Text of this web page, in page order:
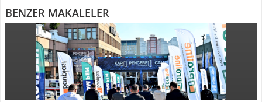
BENZER MAKALELER